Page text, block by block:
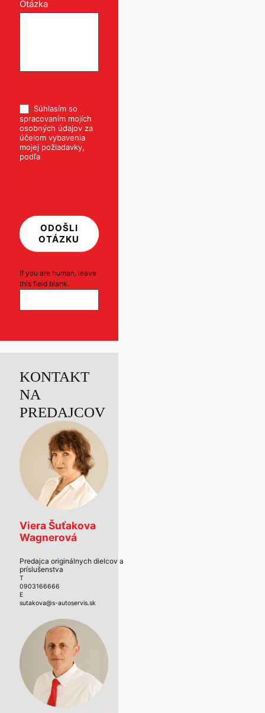
KONTAKT
NA
PREDAJCOV
Viera Šuťakova
Wagnerová
Predajca originálnych dielcov a
príslušenstva
T
0903166666
E
sutakova@s-autoservis.sk
Otázka
Súhlasím so
spracovaním mojích
osobných údajov za
účelom vybavenia
mojej požiadavky,
podľa
ODOŠLI
OTÁZKU
If you are human, leave
this field blank.